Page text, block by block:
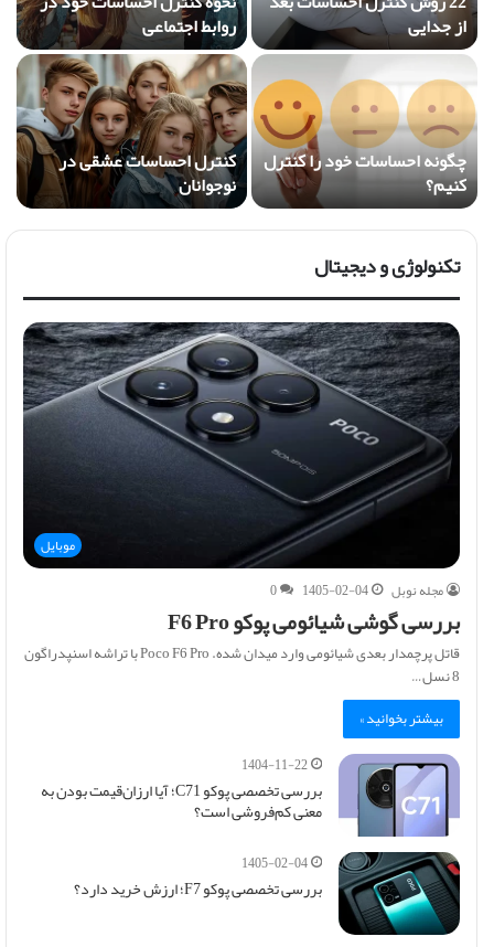
از جدایی روابط اجتماعی
چگونه احساسات خود را کنترل
کنیم؟
کنترل احساسات عشقی در
نوجوانان
تکنولوژی و دیجیتال
موبایل
مجله نوبل
1405-02-04
0
بررسی گوشی شیائومی پوکو F6 Pro
قاتل پرچمدار بعدی شیائومی وارد میدان شده. Poco F6 Pro با تراشه اسنپدراگون
8 نسل…
بیشتر بخوانید »
1404-11-22
بررسی تخصصی پوکو C71؛ آیا ارزان‌قیمت بودن به
معنی کم‌فروشی است؟
1405-02-04
بررسی تخصصی پوکو F7؛ ارزش خرید دارد؟